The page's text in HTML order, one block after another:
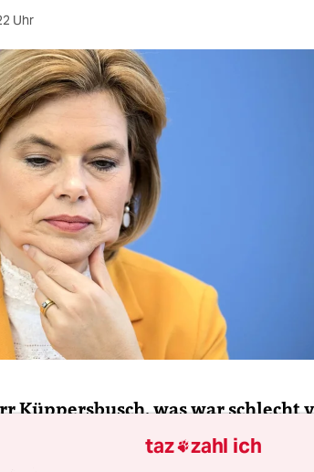
Uhr
Küppersbusch, was war schlecht
taz zahl ich